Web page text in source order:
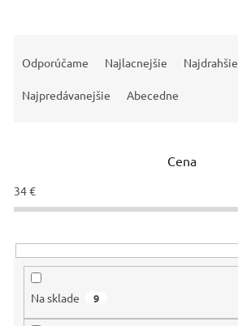
r
o
u
k
Odporúčame Najlacnejšie Najdrahšie
Najpredávanejšie Abecedne
Cena
34€
Na sklade 9